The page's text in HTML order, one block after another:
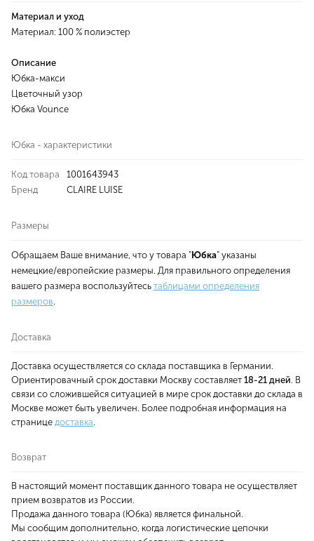
Материал и уход
Материал: 100 % полиэстер
Описание
Юбка-макси
Цветочный узор
Юбка Vounce
Юбка - характеристики
Код товара
1001643943
Бренд
CLAIRE LUISE
Размеры
Обращаем Ваше внимание, что у товара "Юбка" указаны
немецкие/европейские размеры. Для правильного определения
вашего размера воспользуйтесь таблицами определения
размеров.
Доставка
Доставка осуществляется со склада поставщика в Германии.
Ориентировачный срок доставки Москву составляет 18-21 дней. В
связи со сложившейся ситуацией в мире срок доставки до склада в
Москве может быть увеличен. Более подробная информация на
странице доставка.
Возврат
В настоящий момент поставщик данного товара не осуществляет
прием возвратов из России.
Продажа данного товара (Юбка) является финальной.
Мы сообщим дополнительно, когда логистические цепочки